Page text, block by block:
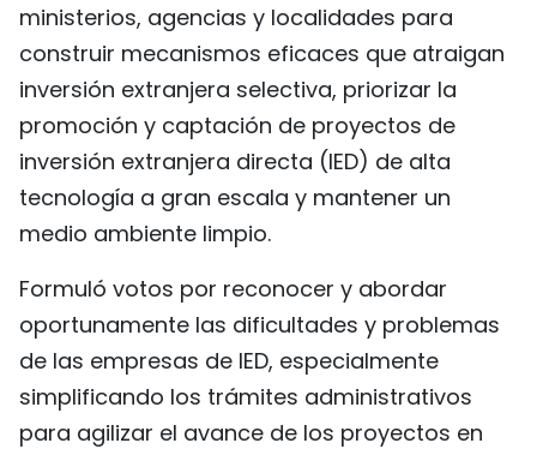
ministerios, agencias y localidades para
construir mecanismos eficaces que atraigan
inversión extranjera selectiva, priorizar la
promoción y captación de proyectos de
inversión extranjera directa (IED) de alta
tecnología a gran escala y mantener un
medio ambiente limpio.
Formuló votos por reconocer y abordar
oportunamente las dificultades y problemas
de las empresas de IED, especialmente
simplificando los trámites administrativos
para agilizar el avance de los proyectos en